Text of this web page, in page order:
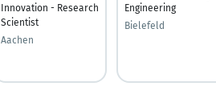
Innovation - Research
Scientist
Aachen
Engineering
Bielefeld